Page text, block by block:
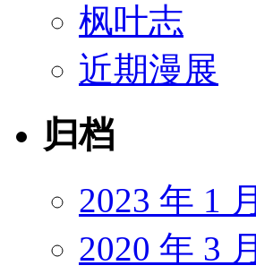
枫叶志
近期漫展
归档
2023 年 1 月
2020 年 3 月